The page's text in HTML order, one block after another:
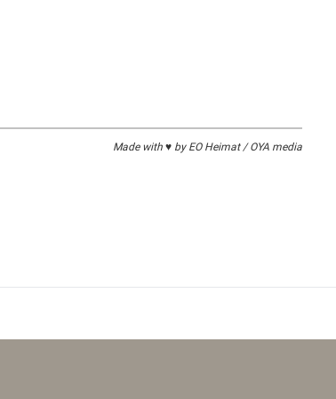
Made with ♥ by EO Heimat / OYA media